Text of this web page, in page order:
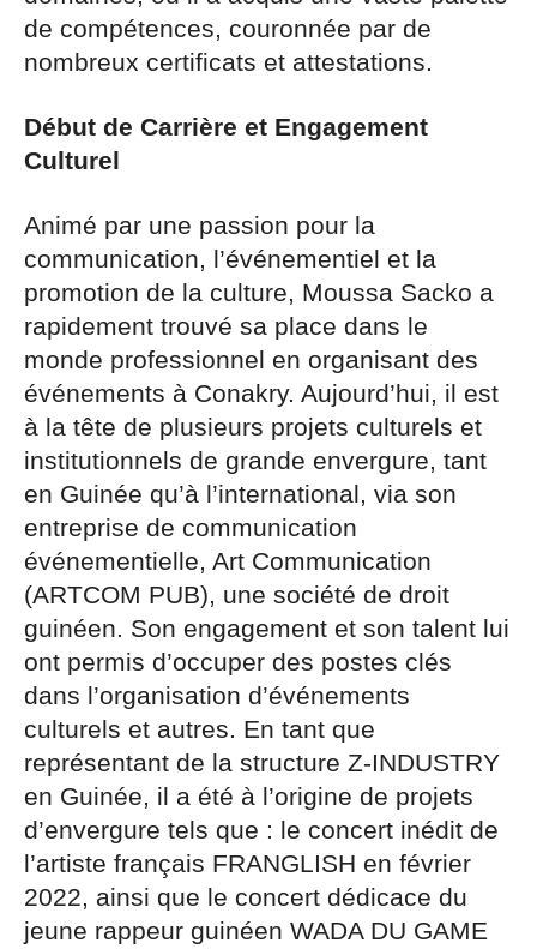
de compétences, couronnée par de
nombreux certificats et attestations.
Début de Carrière et Engagement
Culturel
Animé par une passion pour la
communication, l’événementiel et la
promotion de la culture, Moussa Sacko a
rapidement trouvé sa place dans le
monde professionnel en organisant des
événements à Conakry. Aujourd’hui, il est
à la tête de plusieurs projets culturels et
institutionnels de grande envergure, tant
en Guinée qu’à l’international, via son
entreprise de communication
événementielle, Art Communication
(ARTCOM PUB), une société de droit
guinéen. Son engagement et son talent lui
ont permis d’occuper des postes clés
dans l’organisation d’événements
culturels et autres. En tant que
représentant de la structure Z-INDUSTRY
en Guinée, il a été à l’origine de projets
d’envergure tels que : le concert inédit de
l’artiste français FRANGLISH en février
2022, ainsi que le concert dédicace du
jeune rappeur guinéen WADA DU GAME